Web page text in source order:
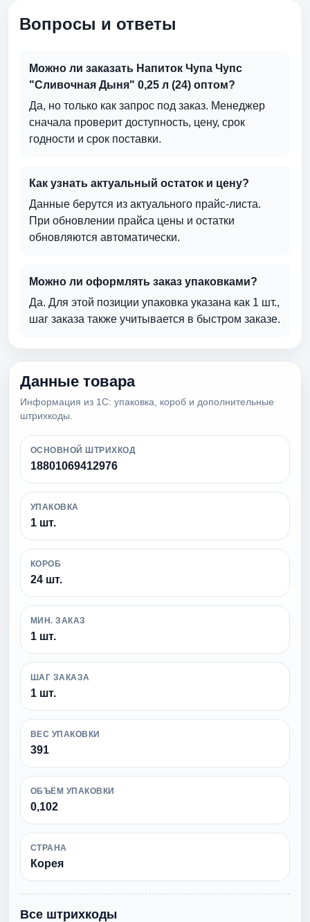
Вопросы и ответы
Можно ли заказать Напиток Чупа Чупс
"Сливочная Дыня" 0,25 л (24) оптом?
Да, но только как запрос под заказ. Менеджер
сначала проверит доступность, цену, срок
годности и срок поставки.
Как узнать актуальный остаток и цену?
Данные берутся из актуального прайс-листа.
При обновлении прайса цены и остатки
обновляются автоматически.
Можно ли оформлять заказ упаковками?
Да. Для этой позиции упаковка указана как 1 шт.,
шаг заказа также учитывается в быстром заказе.
Данные товара
Информация из 1С: упаковка, короб и дополнительные
штрихкоды.
ОСНОВНОЙ ШТРИХКОД
18801069412976
УПАКОВКА
1 шт.
КОРОБ
24 шт.
МИН. ЗАКАЗ
1 шт.
ШАГ ЗАКАЗА
1 шт.
ВЕС УПАКОВКИ
391
ОБЪЁМ УПАКОВКИ
0,102
СТРАНА
Корея
Все штрихкоды